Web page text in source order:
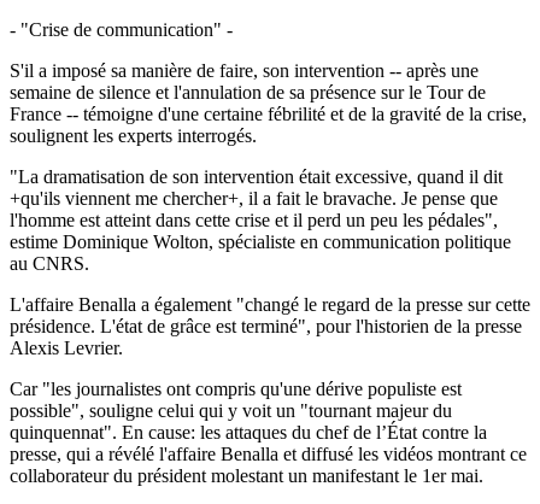
- "Crise de communication" -
S'il a imposé sa manière de faire, son intervention -- après une
semaine de silence et l'annulation de sa présence sur le Tour de
France -- témoigne d'une certaine fébrilité et de la gravité de la crise,
soulignent les experts interrogés.
"La dramatisation de son intervention était excessive, quand il dit
+qu'ils viennent me chercher+, il a fait le bravache. Je pense que
l'homme est atteint dans cette crise et il perd un peu les pédales",
estime Dominique Wolton, spécialiste en communication politique
au CNRS.
L'affaire Benalla a également "changé le regard de la presse sur cette
présidence. L'état de grâce est terminé", pour l'historien de la presse
Alexis Levrier.
Car "les journalistes ont compris qu'une dérive populiste est
possible", souligne celui qui y voit un "tournant majeur du
quinquennat". En cause: les attaques du chef de l’État contre la
presse, qui a révélé l'affaire Benalla et diffusé les vidéos montrant ce
collaborateur du président molestant un manifestant le 1er mai.